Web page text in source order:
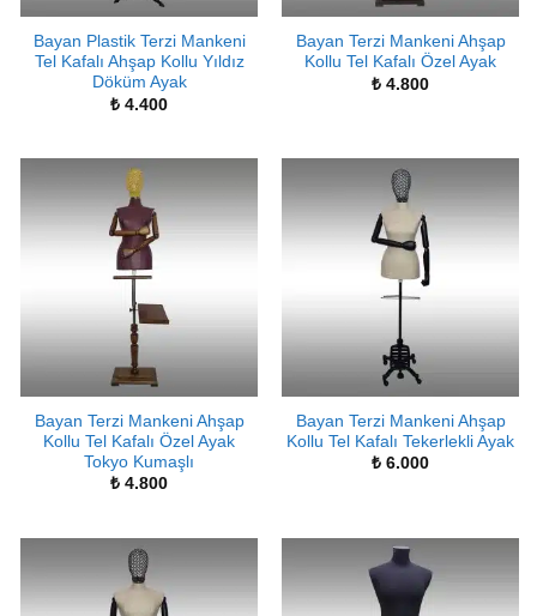
Bayan Plastik Terzi Mankeni
Tel Kafalı Ahşap Kollu Yıldız
Döküm Ayak
₺ 4.400
Bayan Terzi Mankeni Ahşap
Kollu Tel Kafalı Özel Ayak
₺ 4.800
Bayan Terzi Mankeni Ahşap
Kollu Tel Kafalı Özel Ayak
Tokyo Kumaşlı
₺ 4.800
Bayan Terzi Mankeni Ahşap
Kollu Tel Kafalı Tekerlekli Ayak
₺ 6.000